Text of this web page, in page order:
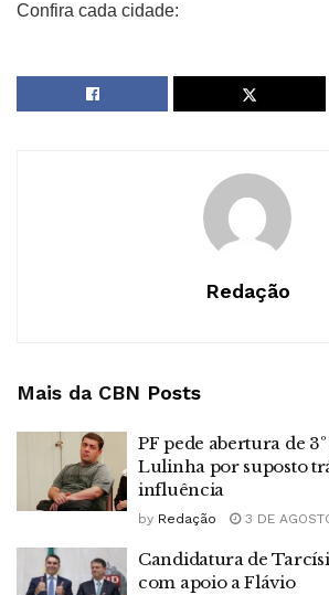
Confira cada cidade:
Redação
Mais da CBN Posts
PF pede abertura de
Lulinha por suposto
influência
by Redação 3 DE
Candidatura de
com apoio a Flávio